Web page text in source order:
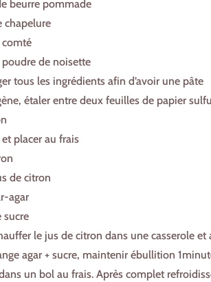
beurre pommade
chapelure
comté
poudre de noisette
tous les ingrédients afin d’avoir une pâte
étaler entre deux feuilles de papier
placer au frais
de citron
agar
sucre
le jus de citron dans une casserole et
agar + sucre, maintenir ébullition
un bol au frais. Après complet